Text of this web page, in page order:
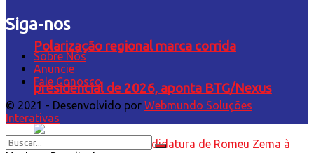
Polarização regional marca corrida
presidencial de 2026, aponta BTG/Nexus
Siga-nos
Sobre Nós
Anuncie
Fale Conosco
© 2021 - Desenvolvido por Webmundo Soluções
Interativas